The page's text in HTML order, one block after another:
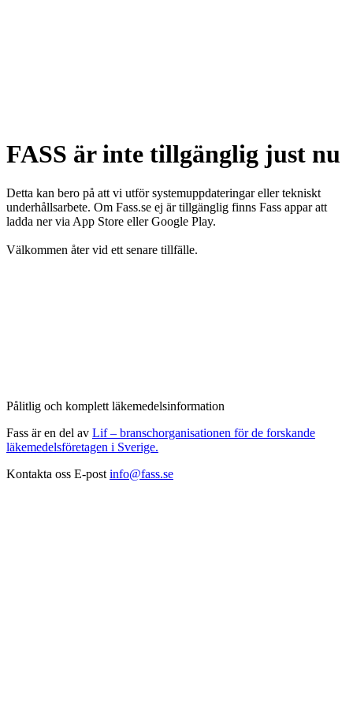
FASS är inte tillgänglig just nu
Detta kan bero på att vi utför systemuppdateringar eller tekniskt
underhållsarbete. Om Fass.se ej är tillgänglig finns Fass appar att
ladda ner via App Store eller Google Play.
Välkommen åter vid ett senare tillfälle.
Pålitlig och komplett läkemedelsinformation
Fass är en del av Lif – branschorganisationen för de forskande
läkemedelsföretagen i Sverige.
Kontakta oss E-post info@fass.se